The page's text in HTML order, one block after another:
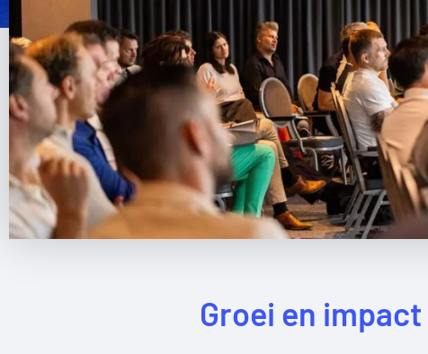
Groei en